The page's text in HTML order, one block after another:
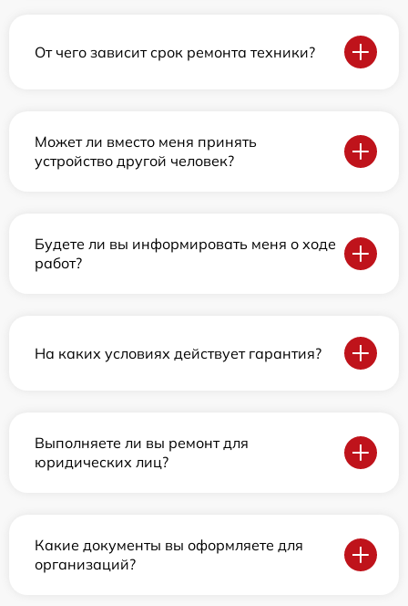
От чего зависит срок ремонта техники?
Может ли вместо меня принять
устройство другой человек?
Будете ли вы информировать меня о ходе
работ?
На каких условиях действует гарантия?
Выполняете ли вы ремонт для
юридических лиц?
Какие документы вы оформляете для
организаций?